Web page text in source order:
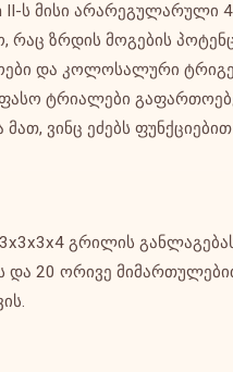
II-ს მისი არარეგულარული
ზრდის მოგების
და კოლოსალური
ტრიალები
ვინც ეძებს
გრილის
და 20 ორივე